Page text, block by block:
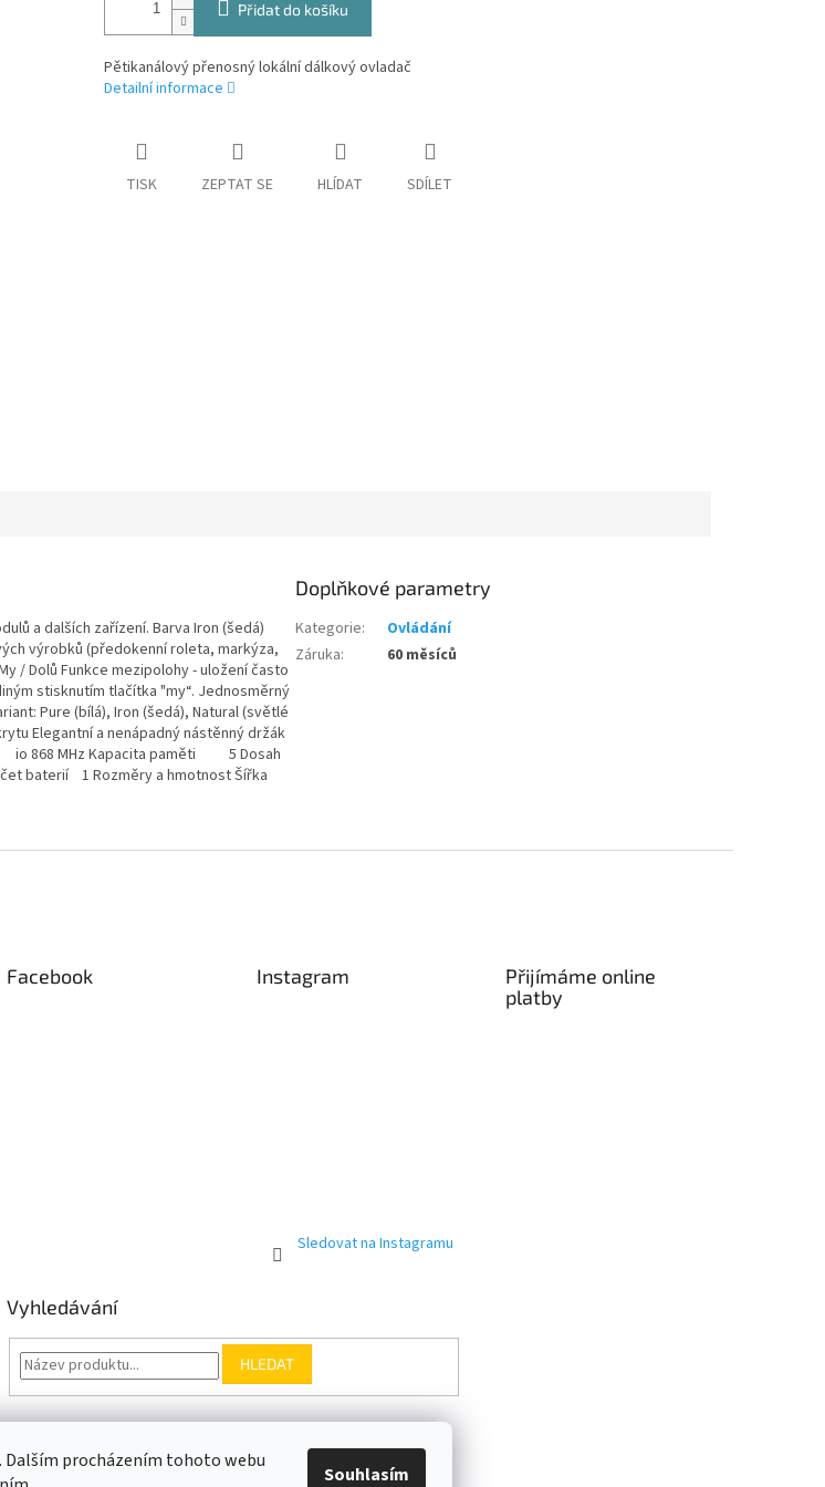
Dalším procházením tohoto webu
Souhlasím
Přidat do košíku
Pětikanálový přenosný lokální dálkový ovladač
Detailní informace
TISK ZEPTAT SE HLÍDAT SDÍLET
a dalších zařízení. Barva Iron (šedá)
výrobků (předokenní roleta, markýza,
/ Dolů Funkce mezipolohy - uložení často
stisknutím tlačítka "my“. Jednosměrný
Pure (bílá), Iron (šedá), Natural (světlé
Elegantní a nenápadný nástěnný držák
io 868 MHz Kapacita paměti 5 Dosah
baterií 1 Rozměry a hmotnost Šířka
Doplňkové parametry
Kategorie:
Ovládání
Záruka: 60 měsíců
Facebook Instagram
Sledovat na Instagramu
Přijímáme online
platby
Vyhledávání
HLEDAT
Somfy.cz Kontakt